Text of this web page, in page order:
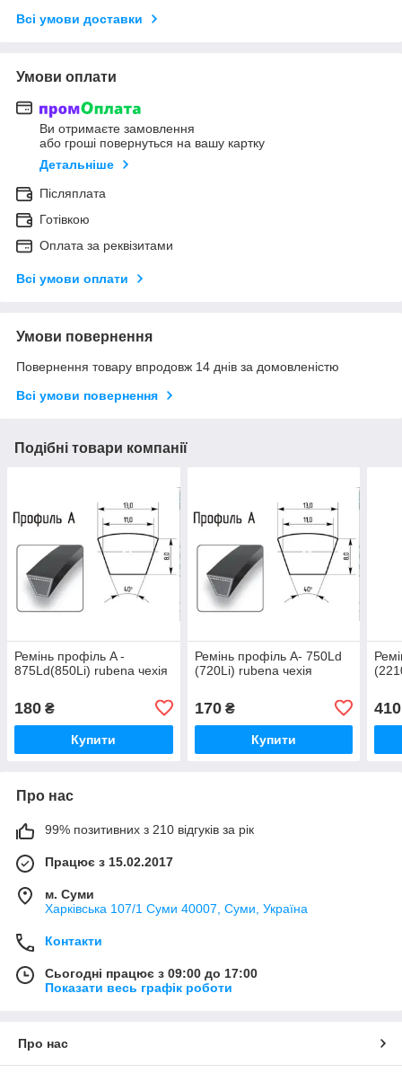
Всі умови доставки
Умови оплати
Ви отримаєте замовлення
або гроші повернуться на вашу картку
Детальніше
Післяплата
Готівкою
Оплата за реквізитами
Всі умови оплати
Умови повернення
Повернення товару впродовж 14 днів за домовленістю
Всі умови повернення
Подібні товари компанії
Ремінь профіль A -
875Ld(850Li) rubena чехія
180 ₴
Купити
Ремінь профіль A- 750Ld
(720Li) rubena чехія
170₴
Купити
410
Про нас
99% позитивних з 210 відгуків за рік
Працює з 15.02.2017
м. Суми
Харківська 107/1 Суми 40007, Суми, Україна
Контакти
Сьогодні працює з 09:00 до 17:00
Показати весь графік роботи
Про нас